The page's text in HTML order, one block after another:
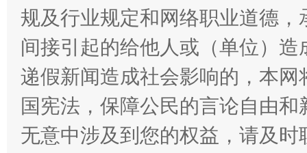
在谋一域中谋全局
规及行业规定和网络职业道德
间接引起的给他人或（单位）
递假新闻造成社会影响的，本
国宪法，保障公民的言论自由
无意中涉及到您的权益，请及